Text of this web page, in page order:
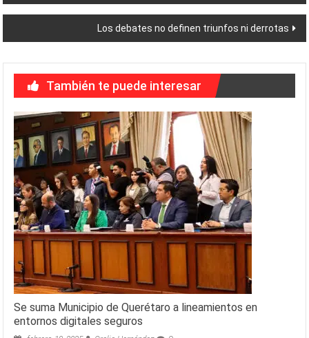
de
entradas
Los debates no definen triunfos ni derrotas
También te puede interesar
Se suma Municipio de Querétaro a lineamientos en
entornos digitales seguros